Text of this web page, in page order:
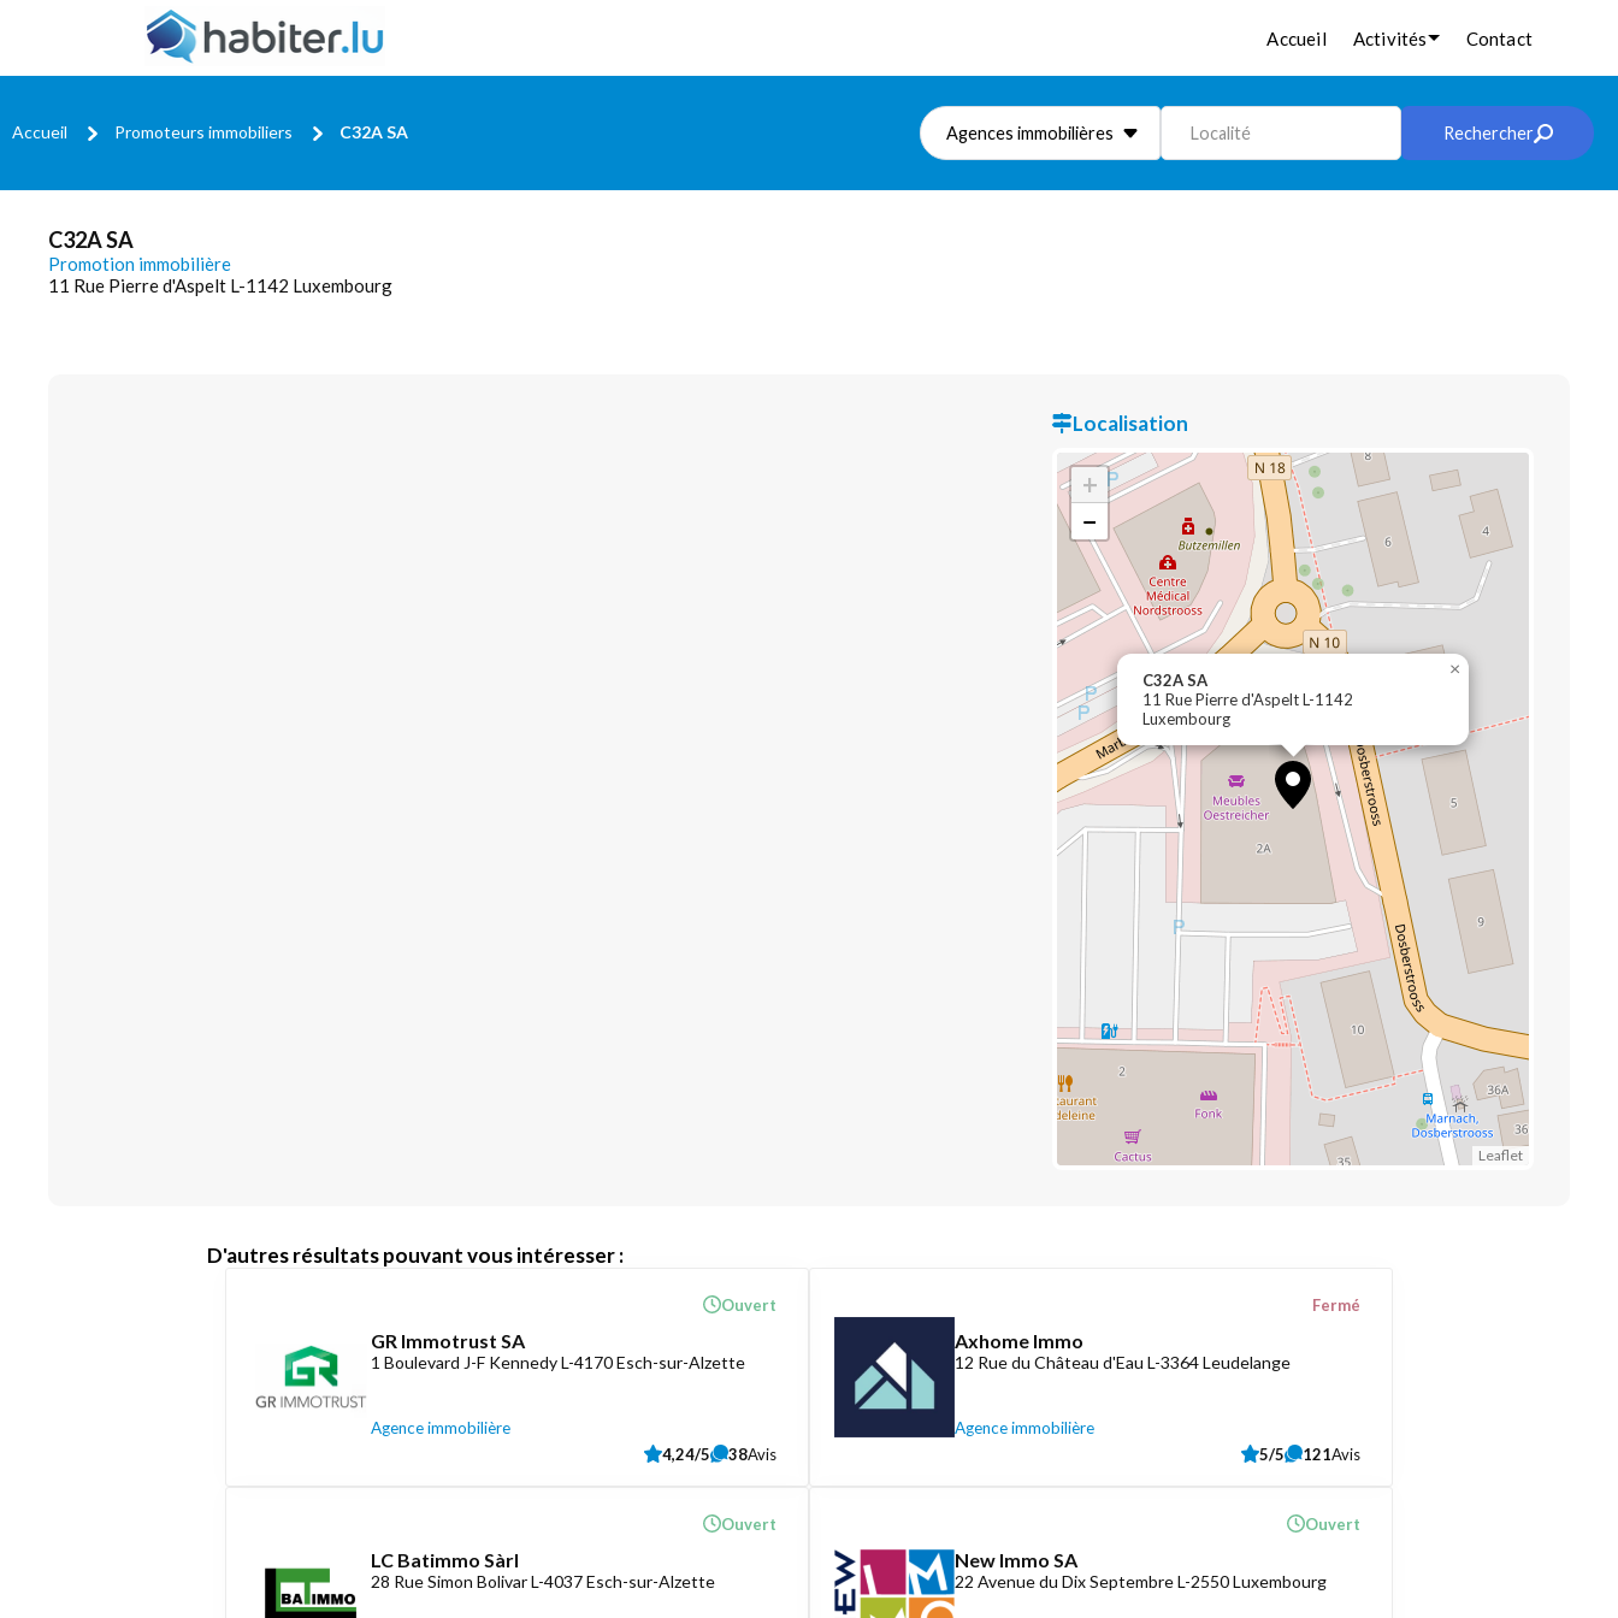
Accueil Activités Contact
Accueil Promoteurs immobiliers C32A SA Agences immobilières Localité Rechercher
C32A SA
Promotion immobilière
11 Rue Pierre d'Aspelt L-1142 Luxembourg
Localisation
C32A SA
11 Rue Pierre d'Aspelt L-1142
Luxembourg
×
+
−
Leaflet
D'autres résultats pouvant vous intéresser :
GR Immotrust SA
1 Boulevard J-F Kennedy L-4170 Esch-sur-Alzette
Agence immobilière
Ouvert
4,24/5 38Avis
Axhome Immo
12 Rue du Château d'Eau L-3364 Leudelange
Agence immobilière
Fermé
5/5 121Avis
LC Batimmo Sàrl
28 Rue Simon Bolivar L-4037 Esch-sur-Alzette
Ouvert
New Immo SA
22 Avenue du Dix Septembre L-2550 Luxembourg
Ouvert